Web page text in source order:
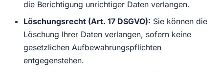
die Berichtigung unrichtiger Daten verlangen.
Löschungsrecht (Art. 17 DSGVO): Sie können die
Löschung Ihrer Daten verlangen, sofern keine
gesetzlichen Aufbewahrungspflichten
entgegenstehen.